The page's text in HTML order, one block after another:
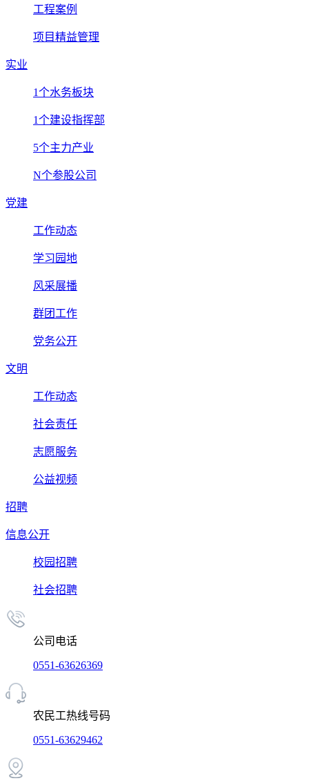
工程案例
项目精益管理
实业
1个水务板块
1个建设指挥部
5个主力产业
N个参股公司
党建
工作动态
学习园地
风采展播
群团工作
党务公开
文明
工作动态
社会责任
志愿服务
公益视频
招聘
信息公开
校园招聘
社会招聘
公司电话
0551-63626369
农民工热线号码
0551-63629462